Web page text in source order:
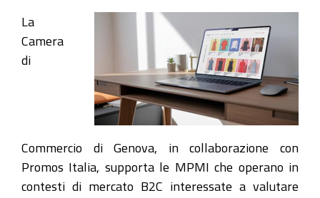
La
Camera
di
Commercio di Genova, in collaborazione con
Promos Italia, supporta le MPMI che operano in
contesti di mercato B2C interessate a valutare